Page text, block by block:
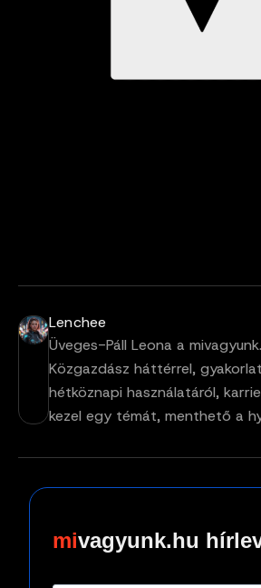
Lenchee
Üveges-Páll Leona a
Közgazdász háttérrel,
hétköznapi használatáról,
kezel egy témát, menthető a
vagyunk.hu